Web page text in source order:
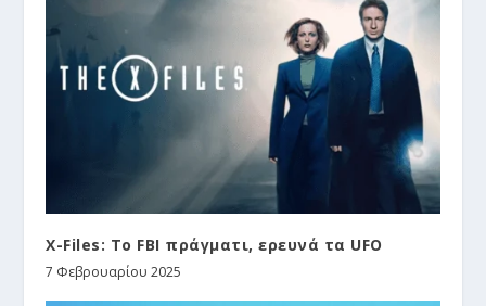
X-Files: Το FBI πράγματι, ερευνά τα UFO
7 Φεβρουαρίου 2025